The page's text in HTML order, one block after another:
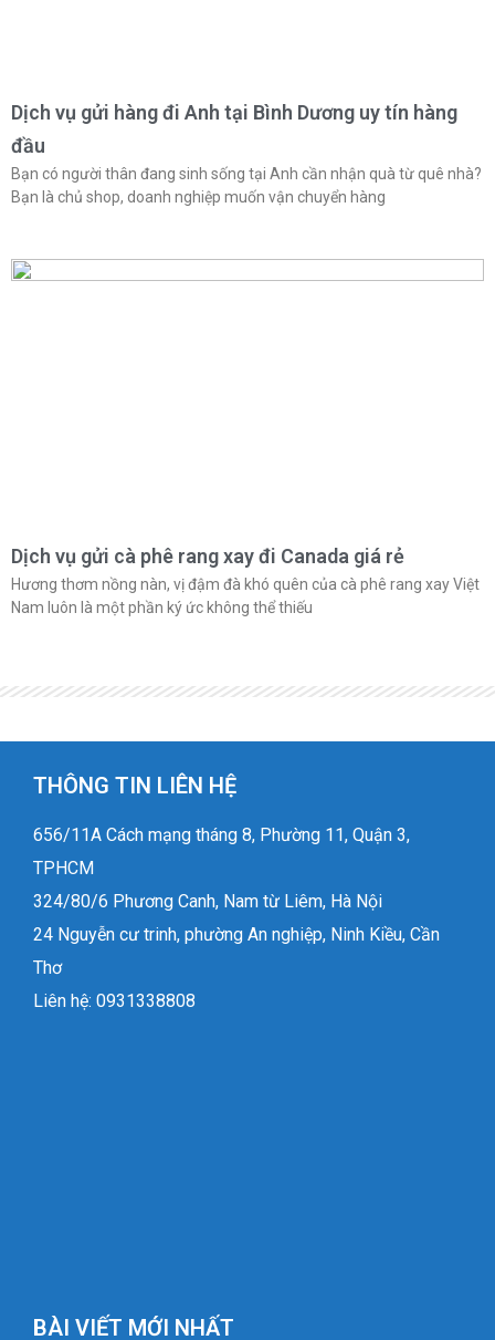
Dịch vụ gửi hàng đi Anh tại Bình Dương uy tín hàng
đầu
Bạn có người thân đang sinh sống tại Anh cần nhận quà từ quê nhà?
Bạn là chủ shop, doanh nghiệp muốn vận chuyển hàng
Dịch vụ gửi cà phê rang xay đi Canada giá rẻ
Hương thơm nồng nàn, vị đậm đà khó quên của cà phê rang xay Việt
Nam luôn là một phần ký ức không thể thiếu
THÔNG TIN LIÊN HỆ
656/11A Cách mạng tháng 8, Phường 11, Quận 3,
TPHCM
324/80/6 Phương Canh, Nam từ Liêm, Hà Nội
24 Nguyễn cư trinh, phường An nghiệp, Ninh Kiều, Cần
Thơ
Liên hệ: 0931338808
BÀI VIẾT MỚI NHẤT